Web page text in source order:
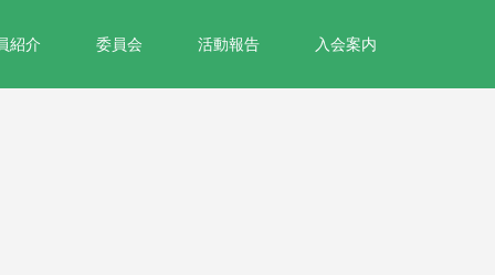
紹介 委員会 活動報告 入会案内